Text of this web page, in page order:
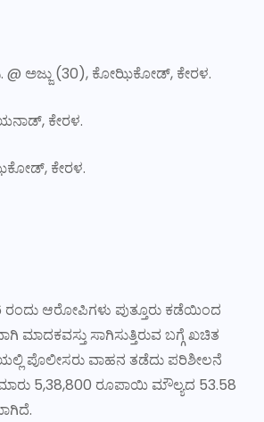
ಅಜ್ಜು (30), ಕೋಝಿಕೋಡ್, ಕೇರಳ.
ಕೇರಳ.
ಕೇರಳ.
ರಂದು ಆರೋಪಿಗಳು ಪುತ್ತೂರು ಕಡೆಯಿಂದ
ಮಾದಕವಸ್ತು ಸಾಗಿಸುತ್ತಿರುವ ಬಗ್ಗೆ ಖಚಿತ
ಪೊಲೀಸರು ವಾಹನ ತಡೆದು ಪರಿಶೀಲನೆ
5,38,800 ರೂಪಾಯಿ ಮೌಲ್ಯದ 53.58